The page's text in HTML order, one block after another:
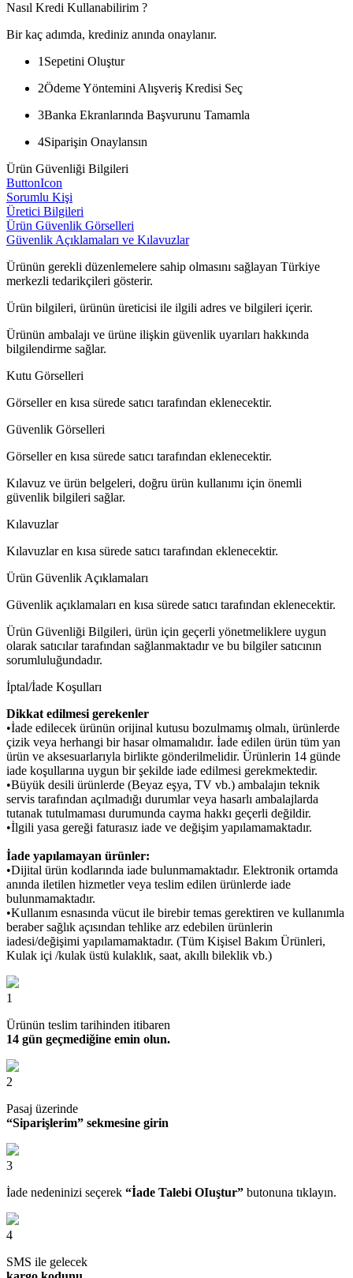
Nasıl Kredi Kullanabilirim ?
Bir kaç adımda, krediniz anında onaylanır.
1 Sepetini Oluştur
2Ödeme Yöntemini Alışveriş Kredisi Seç
3Banka Ekranlarında Başvurunu Tamamla
4Siparişin Onaylansın
Ürün Güvenliği Bilgileri
ButtonIcon
Sorumlu Kişi
Üretici Bilgileri
Ürün Güvenlik Görselleri
Güvenlik Açıklamaları ve Kılavuzlar
Ürünün gerekli düzenlemelere sahip olmasını sağlayan Türkiye
merkezli tedarikçileri gösterir.
Ürün bilgileri, ürünün üreticisi ile ilgili adres ve bilgileri içerir.
Ürünün ambalajı ve ürüne ilişkin güvenlik uyarıları hakkında
bilgilendirme sağlar.
Kutu Görselleri
Görseller en kısa sürede satıcı tarafından eklenecektir.
Güvenlik Görselleri
Görseller en kısa sürede satıcı tarafından eklenecektir.
Kılavuz ve ürün belgeleri, doğru ürün kullanımı için önemli
güvenlik bilgileri sağlar.
Kılavuzlar
Kılavuzlar en kısa sürede satıcı tarafından eklenecektir.
Ürün Güvenlik Açıklamaları
Güvenlik açıklamaları en kısa sürede satıcı tarafından eklenecektir.
Ürün Güvenliği Bilgileri, ürün için geçerli yönetmeliklere uygun
olarak satıcılar tarafından sağlanmaktadır ve bu bilgiler satıcının
sorumluluğundadır.
İptal/İade Koşulları
Dikkat edilmesi gerekenler
•İade edilecek ürünün orijinal kutusu bozulmamış olmalı, ürünlerde
çizik veya herhangi bir hasar olmamalıdır. İade edilen ürün tüm yan
ürün ve aksesuarlarıyla birlikte gönderilmelidir. Ürünlerin 14 günde
iade koşullarına uygun bir şekilde iade edilmesi gerekmektedir.
•Büyük desili ürünlerde (Beyaz eşya, TV vb.) ambalajın teknik
servis tarafından açılmadığı durumlar veya hasarlı ambalajlarda
tutanak tutulmaması durumunda cayma hakkı geçerli değildir.
•İlgili yasa gereği faturasız iade ve değişim yapılamamaktadır.
İade yapılamayan ürünler:
•Dijital ürün kodlarında iade bulunmamaktadır. Elektronik ortamda
anında iletilen hizmetler veya teslim edilen ürünlerde iade
bulunmamaktadır.
•Kullanım esnasında vücut ile birebir temas gerektiren ve kullanımla
beraber sağlık açısından tehlike arz edebilen ürünlerin
iadesi/değişimi yapılamamaktadır. (Tüm Kişisel Bakım Ürünleri,
Kulak içi /kulak üstü kulaklık, saat, akıllı bileklik vb.)
1
Ürünün teslim tarihinden itibaren
14 gün geçmediğine emin olun.
2
Pasaj üzerinde
“Siparişlerim” sekmesine girin
3
İade nedeninizi seçerek “İade Talebi OIuştur” butonuna tıklayın.
4
SMS ile gelecek